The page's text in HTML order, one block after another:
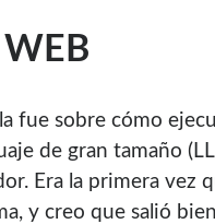
WEB
fue sobre cómo
de gran tamaño
Era la primera vez
y creo que salió